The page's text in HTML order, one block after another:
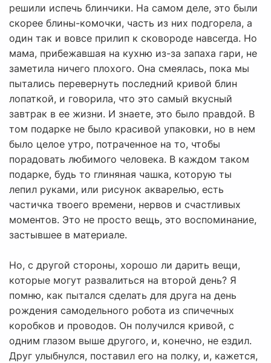
решили испечь блинчики. На самом деле, это были
скорее блины-комочки, часть из них подгорела, а
один так и вовсе прилип к сковороде навсегда. Но
мама, прибежавшая на кухню из-за запаха гари, не
заметила ничего плохого. Она смеялась, пока мы
пытались перевернуть последний кривой блин
лопаткой, и говорила, что это самый вкусный
завтрак в ее жизни. И знаете, это было правдой. В
том подарке не было красивой упаковки, но в нем
было целое утро, потраченное на то, чтобы
порадовать любимого человека. В каждом таком
подарке, будь то глиняная чашка, которую ты
лепил руками, или рисунок акварелью, есть
частичка твоего времени, нервов и счастливых
моментов. Это не просто вещь, это воспоминание,
застывшее в материале.
Но, с другой стороны, хорошо ли дарить вещи,
которые могут развалиться на второй день? Я
помню, как пытался сделать для друга на день
рождения самодельного робота из спичечных
коробков и проводов. Он получился кривой, с
одним глазом выше другого, и, конечно, не ездил.
Друг улыбнулся, поставил его на полку, и, кажется,